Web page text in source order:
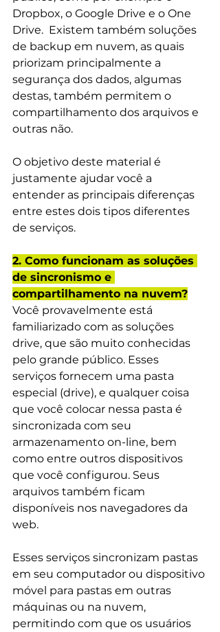
Dropbox, o Google Drive e o One
Drive.  Existem também soluções
de backup em nuvem, as quais
priorizam principalmente a
segurança dos dados, algumas
destas, também permitem o
compartilhamento dos arquivos e
outras não.
O objetivo deste material é
justamente ajudar você a
entender as principais diferenças
entre estes dois tipos diferentes
de serviços.
2. Como funcionam as soluções
de sincronismo e
compartilhamento na nuvem?
Você provavelmente está
familiarizado com as soluções
drive, que são muito conhecidas
pelo grande público. Esses
serviços fornecem uma pasta
especial (drive), e qualquer coisa
que você colocar nessa pasta é
sincronizada com seu
armazenamento on-line, bem
como entre outros dispositivos
que você configurou. Seus
arquivos também ficam
disponíveis nos navegadores da
web.
Esses serviços sincronizam pastas
em seu computador ou dispositivo
móvel para pastas em outras
máquinas ou na nuvem,
permitindo com que os usuários